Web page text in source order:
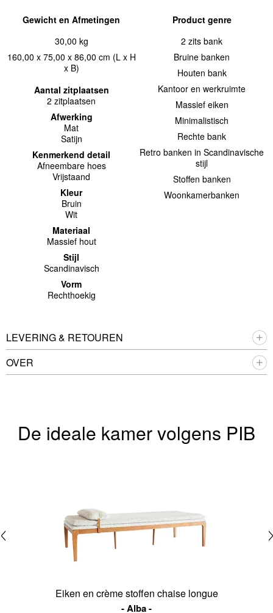
Gewicht en Afmetingen
30,00 kg
160,00 x 75,00 x 86,00 cm (L x H
x B)
Aantal zitplaatsen
2 zitplaatsen
Afwerking
Mat
Satijn
Kenmerkend detail
Afneembare hoes
Vrijstaand
Kleur
Bruin
Wit
Materiaal
Massief hout
Stijl
Scandinavisch
Vorm
Rechthoekig
Product genre
2 zits bank
Bruine banken
Houten bank
Kantoor en werkruimte
Massief eiken
Minimalistisch
Rechte bank
Retro banken in Scandinavische
stijl
Stoffen banken
Woonkamerbanken
LEVERING & RETOUREN
OVER
De ideale kamer volgens PIB
Eiken en crème stoffen chaise longue
Alba